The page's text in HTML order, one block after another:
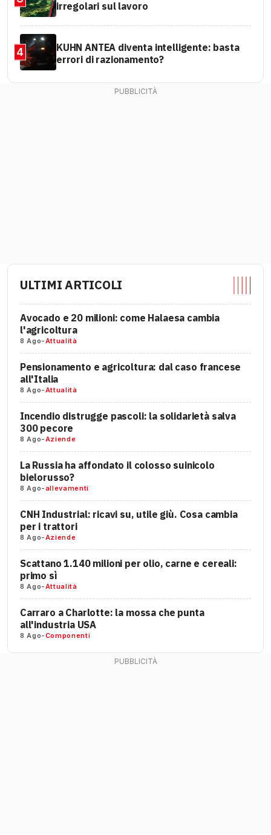
irregolari sul lavoro
4
KUHN ANTEA diventa intelligente: basta
errori di razionamento?
ULTIMI ARTICOLI
Avocado e 20 milioni: come Halaesa cambia
l'agricoltura
8 Ago-Attualità
Pensionamento e agricoltura: dal caso francese
all'Italia
8 Ago-Attualità
Incendio distrugge pascoli: la solidarietà salva
300 pecore
8 Ago-Aziende
La Russia ha affondato il colosso suinicolo
bielorusso?
8 Ago-allevamenti
CNH Industrial: ricavi su, utile giù. Cosa cambia
per i trattori
8 Ago-Aziende
Scattano 1.140 milioni per olio, carne e cereali:
primo sì
8 Ago-Attualità
Carraro a Charlotte: la mossa che punta
all'industria USA
8 Ago-Componenti